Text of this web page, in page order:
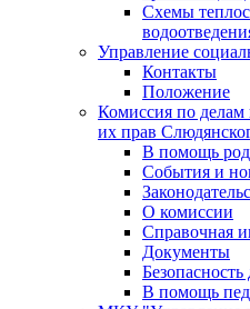
Схемы
Управление
Контакты
Положение
Комиссия по делам
их прав
В помощь
События и
О комиссии
Справочная
Документы
Безопасность
В помощь